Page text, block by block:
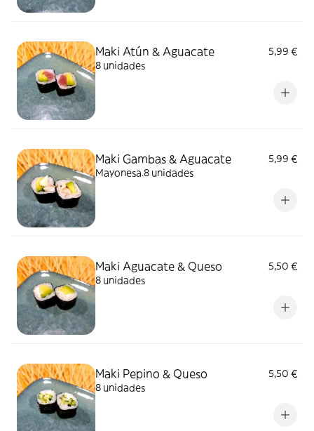
Maki Atún & Aguacate
5,99 €
8 unidades
Maki Gambas & Aguacate
5,99 €
Mayonesa.8 unidades
Maki Aguacate & Queso
5,50 €
8 unidades
Maki Pepino & Queso
5,50 €
8 unidades